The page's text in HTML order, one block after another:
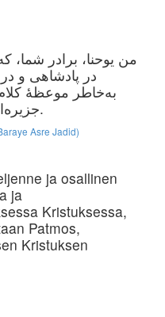
من یوحنا، برادر شما،
در پادشاهی و
به‌خاطر موعظهٔ
جزیره‌ای به نام پاتموس مقیم بودم.
Asre Jadid)
ja osallinen
ja
Kristuksessa,
Patmos,
Kristuksen